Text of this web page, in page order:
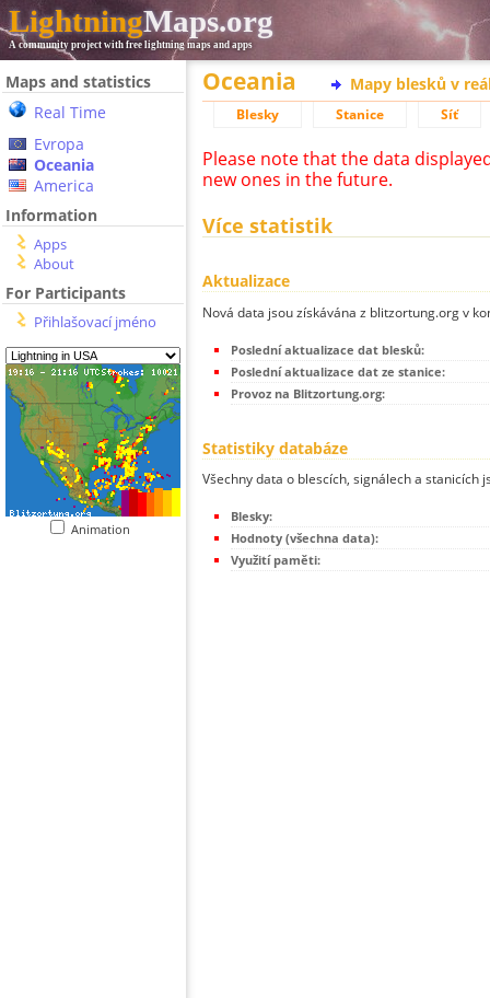
LightningMaps.org
A community project with free lightning maps and apps
Maps and statistics
Real Time
Evropa
Oceania
America
Information
Apps
About
For Participants
Přihlašovací jméno
Animation
Oceania Mapy blesků v
Blesky Stanice Síť
Please note that the data
new ones in the future.
Více statistik
Aktualizace
Nová data jsou získávána z blitzortung.org v
Poslední aktualizace dat blesků:
Poslední aktualizace dat ze stanice:
Provoz na Blitzortung.org:
Statistiky databáze
Všechny data o blescích, signálech a
Blesky:
Hodnoty (všechna data):
Využití paměti: